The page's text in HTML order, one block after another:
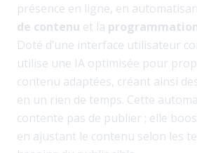
présence en ligne, en
de contenu et la
Doté d’une interface utilisateur
utilise une IA optimisée pour
contenu adaptées, créant ainsi
en un rien de temps. Cette
contente pas de publier ; elle
en ajustant le contenu selon les